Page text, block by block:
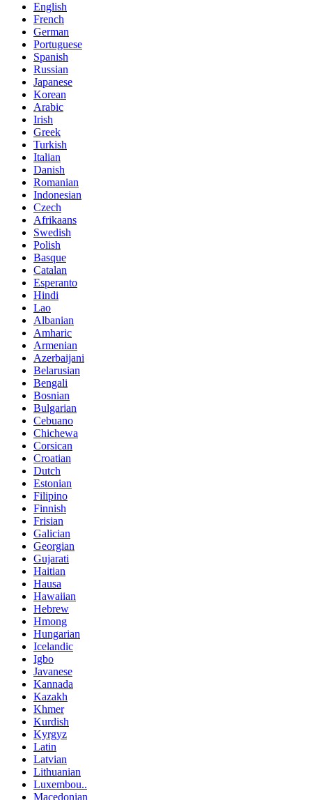
English
French
German
Portuguese
Spanish
Russian
Japanese
Korean
Arabic
Irish
Greek
Turkish
Italian
Danish
Romanian
Indonesian
Czech
Afrikaans
Swedish
Polish
Basque
Catalan
Esperanto
Hindi
Lao
Albanian
Amharic
Armenian
Azerbaijani
Belarusian
Bengali
Bosnian
Bulgarian
Cebuano
Chichewa
Corsican
Croatian
Dutch
Estonian
Filipino
Finnish
Frisian
Galician
Georgian
Gujarati
Haitian
Hausa
Hawaiian
Hebrew
Hmong
Hungarian
Icelandic
Igbo
Javanese
Kannada
Kazakh
Khmer
Kurdish
Kyrgyz
Latin
Latvian
Lithuanian
Luxembou..
Macedonian